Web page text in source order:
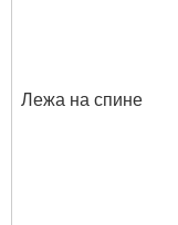
Лежа на спине